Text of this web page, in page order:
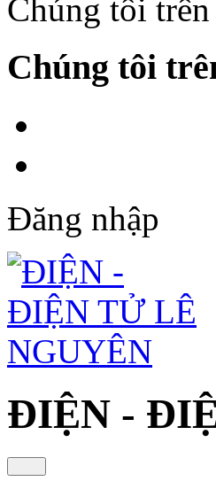
Chúng tôi
Chúng tôi
Đăng nhập
ĐIỆN -